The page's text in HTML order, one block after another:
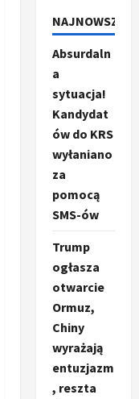
NAJNOWSZE
Absurdaln
a
sytuacja!
Kandydat
ów do KRS
wyłaniano
za
pomocą
SMS-ów
Trump
ogłasza
otwarcie
Ormuz,
Chiny
wyrażają
entuzjazm
, reszta